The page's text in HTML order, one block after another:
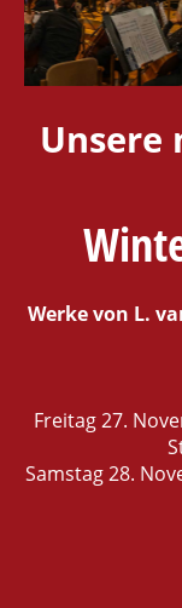
Unsere
Werke von L.
Freitag 27.
Samstag 28.